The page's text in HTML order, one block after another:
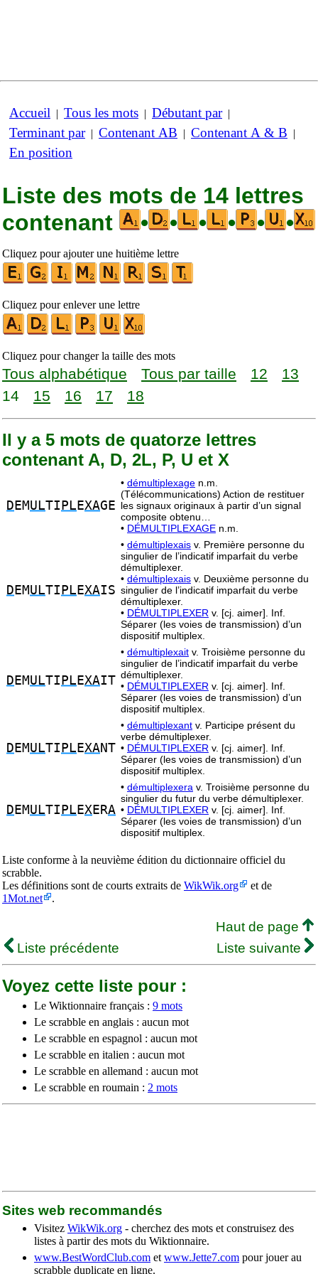
Accueil | Tous les mots | Débutant par|
Terminant par| Contenant AB | Contenant A & B |
En position
Liste des mots de 14 lettres
contenant
• • • • • •
Cliquez pour ajouter une huitième lettre
Cliquez pour enlever une lettre
Cliquez pour changer la taille des mots
Tous alphabétique Tous par taille 12
13
14
15 16 17 18
Il y a 5 mots de quatorze lettres
contenant A, D, 2L, P, U et X
D EMULTI PL EXAGE
• démultiplexage n.m.
(Télécommunications) Action de restituer
les signaux originaux à partir d’un signal
composite obtenu…
• DÉMULTIPLEXAGE n.m.
D EMULTI PL EXAIS
• démultiplexais v. Première personne du
singulier de l’indicatif imparfait du verbe
démultiplexer.
• démultiplexais v. Deuxième personne du
singulier de l’indicatif imparfait du verbe
démultiplexer.
• DÉMULTIPLEXER v. [cj. aimer]. Inf.
Séparer (les voies de transmission) d’un
dispositif multiplex.
D EMULTI PL EXAIT
• démultiplexait v. Troisième personne du
singulier de l’indicatif imparfait du verbe
démultiplexer.
• DÉMULTIPLEXER v. [cj. aimer]. Inf.
Séparer (les voies de transmission) d’un
dispositif multiplex.
D EMULTI PL EXANT
• démultiplexant v. Participe présent du
verbe démultiplexer.
• DÉMULTIPLEXER v. [cj. aimer]. Inf.
Séparer (les voies de transmission) d’un
dispositif multiplex.
D EMULTI PL EXERA
• démultiplexera v. Troisième personne du
singulier du futur du verbe démultiplexer.
• DÉMULTIPLEXER v. [cj. aimer]. Inf.
Séparer (les voies de transmission) d’un
dispositif multiplex.
Liste conforme à la neuvième édition du dictionnaire officiel du
scrabble.
Les définitions sont de courts extraits de WikWik.org
et de
1Mot.net
.
Haut de page
Liste précédente
Liste suivante
Voyez cette liste pour :
Le Wiktionnaire français : 9 mots
Le scrabble en anglais : aucun mot
Le scrabble en espagnol : aucun mot
Le scrabble en italien : aucun mot
Le scrabble en allemand : aucun mot
Le scrabble en roumain : 2 mots
Sites web recommandés
Visitez WikWik.org - cherchez des mots et construisez des
listes à partir des mots du Wiktionnaire.
www.BestWordClub.com et www.Jette7.com pour jouer au
scrabble duplicate en ligne.